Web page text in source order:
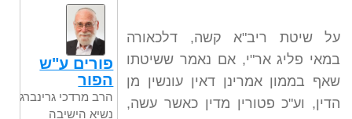
על שיטת ריב"א קשה, דלכאורה
במאי פליג אר"י, אם נאמר ששיטתו
שאף בממון אמרינן דאין עונשין מן
הדין, וע"כ פטורין מדין כאשר עשה,
פורים ע"ש
הפור
הרב מרדכי גרינברג
נשיא הישיבה